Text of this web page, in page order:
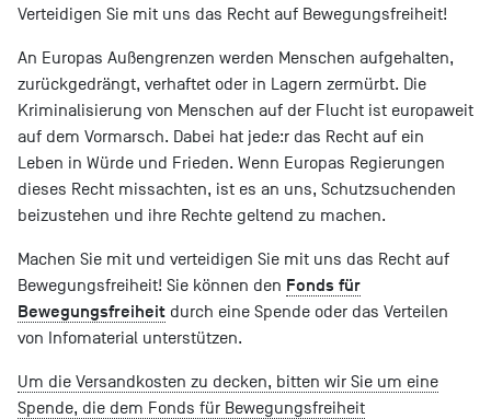
Verteidigen Sie mit uns das Recht auf Bewegungsfreiheit!
An Europas Außengrenzen werden Menschen aufgehalten,
zurückgedrängt, verhaftet oder in Lagern zermürbt. Die
Kriminalisierung von Menschen auf der Flucht ist europaweit
auf dem Vormarsch. Dabei hat jede:r das Recht auf ein
Leben in Würde und Frieden. Wenn Europas Regierungen
dieses Recht missachten, ist es an uns, Schutzsuchenden
beizustehen und ihre Rechte geltend zu machen.
Machen Sie mit und verteidigen Sie mit uns das Recht auf
Bewegungsfreiheit! Sie können den Fonds für
Bewegungsfreiheit durch eine Spende oder das Verteilen
von Infomaterial unterstützen.
Um die Versandkosten zu decken, bitten wir Sie um eine
Spende, die dem Fonds für Bewegungsfreiheit